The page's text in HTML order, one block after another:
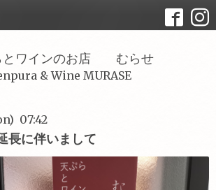
とワインのお店 むらせ
& Wine MURASE
07:42
長に伴いまして